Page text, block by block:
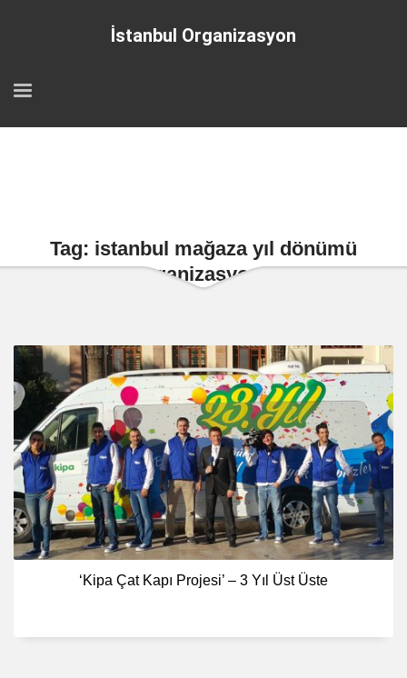
İstanbul Organizasyon
Tag: istanbul mağaza yıl dönümü
organizasyonu
‘Kipa Çat Kapı Projesi’ – 3 Yıl Üst Üste